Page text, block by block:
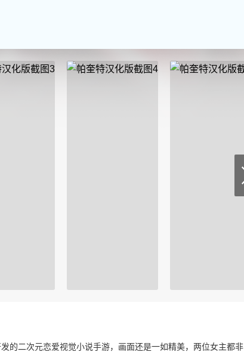
的二次元恋爱视觉小说手游，画面还是一如精美，两位女主都非